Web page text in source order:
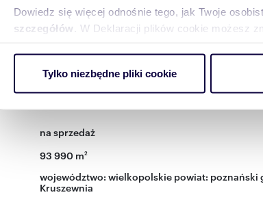
Dowiedz się więcej odnośnie tego, jak Twoje
szczegółów . W Deklaracji plików cookie możesz
ruch w naszej witrynie. Informacje o tym, jak
reklamowym i analitycznym. Partnerzy mogą
uzyskanymi podczas korzystania z ich usług.
Tylko niezbędne pliki cookie
na spotkanie!
na sprzedaż
93 990 m2
województwo: wielkopolskie powiat: poznański
Kruszewnia